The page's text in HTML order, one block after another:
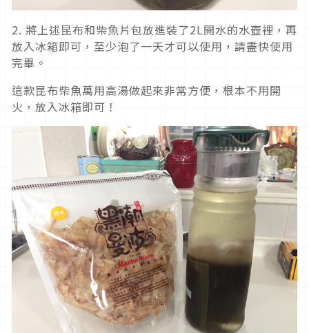
2. 將上述昆布和柴魚片包放進裝了2L開水的水壺裡，再
放入冰箱即可，至少泡了一天才可以使用，請盡快使用
完畢。
這款昆布柴魚萬用高湯做起來非常方便，根本不用開
火，放入冰箱即可！